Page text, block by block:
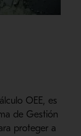
OEE, es
de Gestión
proteger a